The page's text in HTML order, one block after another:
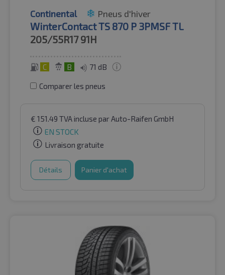
Continental Pneus d'hiver
WinterContact TS 870 P 3PMSF TL
205/55R17 91H
C B 71 dB
Comparer les pneus
€ 151.49 TVA incluse par Auto-Raifen GmbH
EN STOCK
Livraison gratuite
Détails Panier d'achat